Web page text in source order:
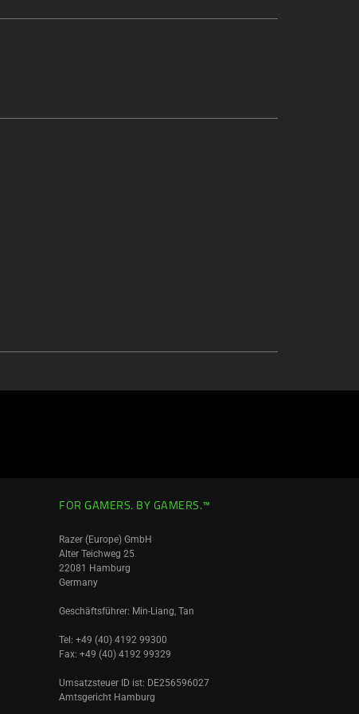
FOR GAMERS. BY GAMERS.™
Razer (Europe) GmbH
Alter Teichweg 25
22081 Hamburg
Germany
Geschäftsführer: Min-Liang, Tan
Tel: +49 (40) 4192 99300
Fax: +49 (40) 4192 99329
Umsatzsteuer ID ist: DE256596027
Amtsgericht Hamburg